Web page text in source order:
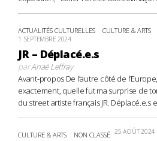
ACTUALITÉS CULTURELLES CULTURE & ARTS
1 SEPTEMBRE 2024
JR – Déplacé.e.s
parAnaë Leffray
Avant-propos De l’autre côté de
exactement, quelle fut ma surprise de
du street artiste français JR. Déplacé.e.s
CULTURE & ARTS NON CLASSÉ 25 AOÛT 2024